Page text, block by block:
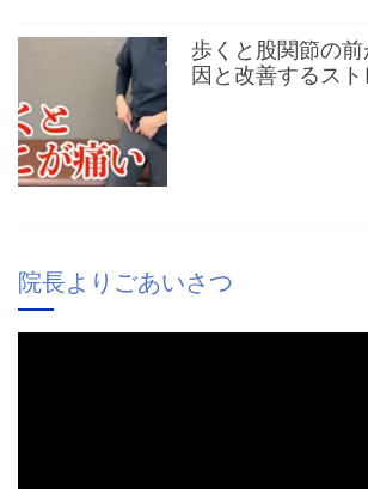
歩くと股関節の
因と改善するス
院長よりごあいさつ